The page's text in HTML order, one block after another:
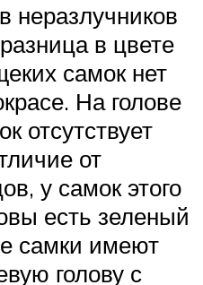
неразлучников
в цвете
самок нет
На голове
отсутствует
от
у самок этого
есть зеленый
самки имеют
голову с